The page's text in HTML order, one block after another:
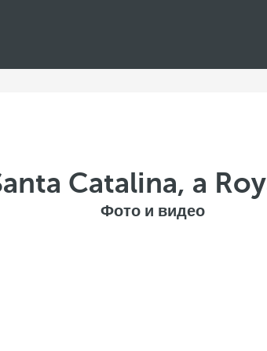
Catalina, a
Фото и видео